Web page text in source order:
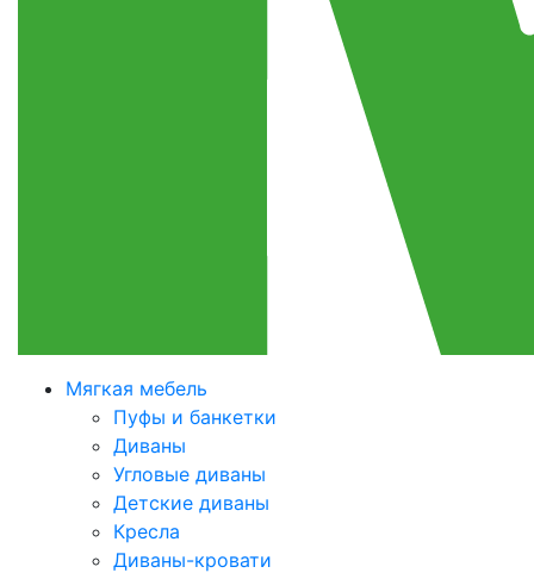
Мягкая мебель
Пуфы и банкетки
Диваны
Угловые диваны
Детские диваны
Кресла
Диваны-кровати